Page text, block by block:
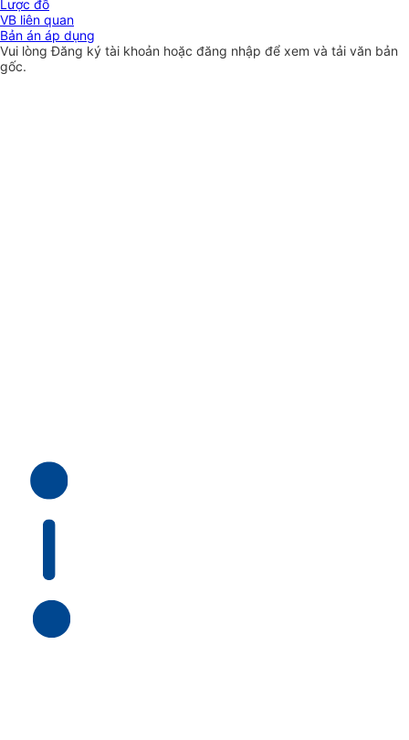
Lược đồ
VB liên quan
Bản án áp dụng
Vui lòngĐăng ký tài khoản hoặc đăng nhập để xem và tải văn bản
gốc.